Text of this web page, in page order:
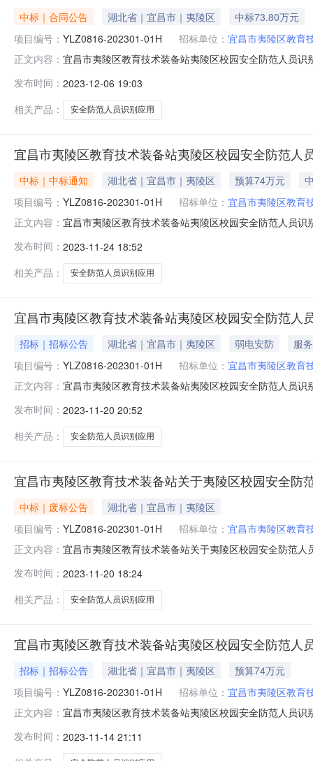
中标｜合同公告 湖北省｜宜昌市｜夷陵区
中标73.80万元
项目编号： YLZ0816-202301-01H 招标单位： 宜昌市夷陵区教育
正文内容： 宜昌市夷陵区教育技术装备站夷陵区校园安全防范人员
备站2、地址：夷陵区锦江大道69号3、联系方式：
发布时间： 2023-12-06 19:03
相关产品：
安全防范人员识别应用
宜昌市夷陵区教育技术装备站夷陵区校园安全防范人
中标｜中标通知 湖北省｜宜昌市｜夷陵区 预算74万元
项目编号： YLZ0816-202301-01H 招标单位： 宜昌市夷陵区教育
正文内容： 宜昌市夷陵区教育技术装备站夷陵区校园安全防范人员
917)中标（成交）金额：73.8(万元)货物类名称：夷陵区
发布时间： 2023-11-24 18:52
相关产品：
安全防范人员识别应用
宜昌市夷陵区教育技术装备站夷陵区校园安全防范人
招标｜招标公告 湖北省｜宜昌市｜夷陵区 弱电安防
服务
项目编号： YLZ0816-202301-01H 招标单位： 宜昌市夷陵区教育
正文内容： 宜昌市夷陵区教育技术装备站夷陵区校园安全防范人员
202301-01H（2）2、采购计划备案号：420506-2023-
发布时间： 2023-11-20 20:52
相关产品：
安全防范人员识别应用
宜昌市夷陵区教育技术装备站关于夷陵区校园安全防
中标｜废标公告
湖北省｜宜昌市｜夷陵区
项目编号： YLZ0816-202301-01H 招标单位： 宜昌市夷陵区教育
正文内容： 宜昌市夷陵区教育技术装备站关于夷陵区校园安全防范
新组织招标采购或改用其他采购方式进行招标采购，将
发布时间： 2023-11-20 18:24
相关产品：
安全防范人员识别应用
宜昌市夷陵区教育技术装备站夷陵区校园安全防范人
招标｜招标公告 湖北省｜宜昌市｜夷陵区
预算74万元
项目编号： YLZ0816-202301-01H 招标单位： 宜昌市夷陵区教育
正文内容： 宜昌市夷陵区教育技术装备站夷陵区校园安全防范人员
购计划备案号：420506-2023-010753、项目名称：夷陵
发布时间： 2023-11-14 21:11